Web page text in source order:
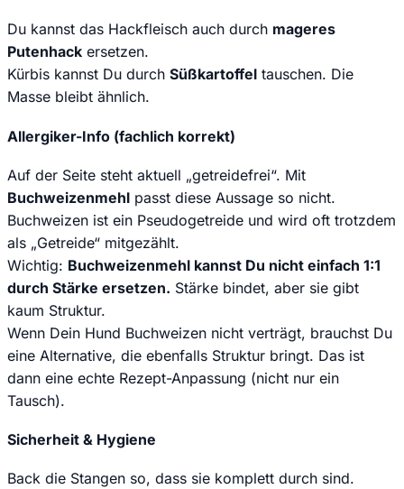
Du kannst das Hackfleisch auch durch mageres
Putenhack ersetzen.
Kürbis kannst Du durch Süßkartoffel tauschen. Die
Masse bleibt ähnlich.
Allergiker-Info (fachlich korrekt)
Auf der Seite steht aktuell „getreidefrei“. Mit
Buchweizenmehl passt diese Aussage so nicht.
Buchweizen ist ein Pseudogetreide und wird oft trotzdem
als „Getreide“ mitgezählt.
Wichtig: Buchweizenmehl kannst Du nicht einfach 1:1
durch Stärke ersetzen. Stärke bindet, aber sie gibt
kaum Struktur.
Wenn Dein Hund Buchweizen nicht verträgt, brauchst Du
eine Alternative, die ebenfalls Struktur bringt. Das ist
dann eine echte Rezept-Anpassung (nicht nur ein
Tausch).
Sicherheit & Hygiene
Back die Stangen so, dass sie komplett durch sind.